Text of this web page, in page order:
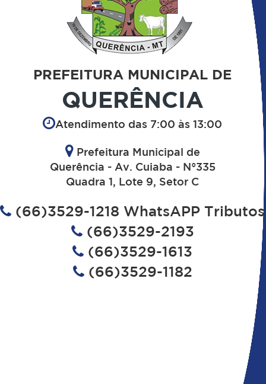
PREFEITURA MUNICIPAL DE
QUERÊNCIA
Atendimento das 7:00 às 13:00
Prefeitura Municipal de
Querência - Av. Cuiaba - N°335
Quadra 1, Lote 9, Setor C
(66)3529-1218 WhatsAPP Tributos
(66)3529-2193
(66)3529-1613
(66)3529-1182